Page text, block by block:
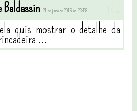
Baldassin 21 de junho de 2016 às 23:58
quis mostrar o detalhe da
...